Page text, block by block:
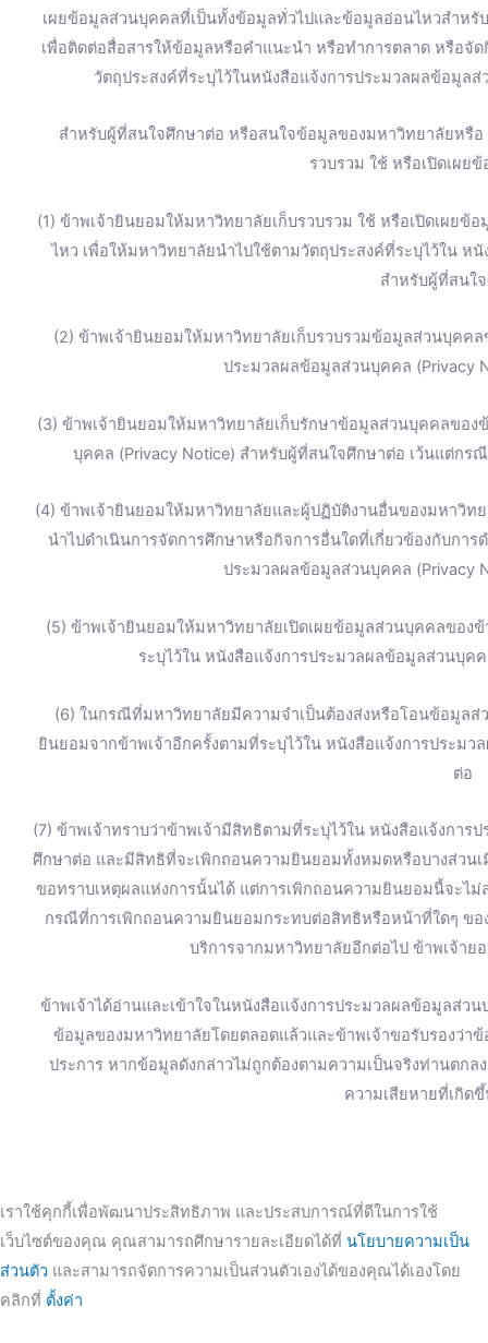
เผยข้อมูลส่วนบุคคลที่เป็นทั้งข้อมูลทั่วไปและข้อมูลอ่อนไหวสำห
เพื่อติดต่อสื่อสารให้ข้อมูลหรือคำแนะนำ หรือทำการตลาด หรือจั
วัตถุประสงค์ที่ระบุไว้ในหนังสือแจ้งการประมวลผลข้อมูล
สำหรับผู้ที่สนใจศึกษาต่อ หรือสนใจข้อมูลของมหาวิทยาลัยหรื
รวบรวม ใช้ หรือเปิดเผย
(1) ข้าพเจ้ายินยอมให้มหาวิทยาลัยเก็บรวบรวม ใช้ หรือเปิดเผย
ไหว เพื่อให้มหาวิทยาลัยนำไปใช้ตามวัตถุประสงค์ที่ระบุไว้ใน
สำหรับผู้ที่สนใ
(2) ข้าพเจ้ายินยอมให้มหาวิทยาลัยเก็บรวบรวมข้อมูลส่วนบุคค
ประมวลผลข้อมูลส่วนบุคคล (Privacy
(3) ข้าพเจ้ายินยอมให้มหาวิทยาลัยเก็บรักษาข้อมูลส่วนบุคคลของ
บุคคล (Privacy Notice) สำหรับผู้ที่สนใจศึกษาต่อ เว้นแต่ก
(4) ข้าพเจ้ายินยอมให้มหาวิทยาลัยและผู้ปฏิบัติงานอื่นของมหาวิท
นำไปดำเนินการจัดการศึกษาหรือกิจการอื่นใดที่เกี่ยวข้องกับกา
ประมวลผลข้อมูลส่วนบุคคล (Privacy
(5) ข้าพเจ้ายินยอมให้มหาวิทยาลัยเปิดเผยข้อมูลส่วนบุคคลของ
ระบุไว้ใน หนังสือแจ้งการประมวลผลข้อมูลส่วนบุค
(6) ในกรณีที่มหาวิทยาลัยมีความจำเป็นต้องส่งหรือโอนข้อมูล
ยินยอมจากข้าพเจ้าอีกครั้งตามที่ระบุไว้ใน หนังสือแจ้งการประม
ต่อ
(7) ข้าพเจ้าทราบว่าข้าพเจ้ามีสิทธิตามที่ระบุไว้ใน หนังสือแจ้งกา
ศึกษาต่อ และมีสิทธิที่จะเพิกถอนความยินยอมทั้งหมดหรือบางส่วน
ขอทราบเหตุผลแห่งการนั้นได้ แต่การเพิกถอนความยินยอมนี้จะไ
กรณีที่การเพิกถอนความยินยอมกระทบต่อสิทธิหรือหน้าที่ใดๆ ขอ
บริการจากมหาวิทยาลัยอีกต่อไป ข้าพเจ้า
ข้าพเจ้าได้อ่านและเข้าใจในหนังสือแจ้งการประมวลผลข้อมูลส่
ข้อมูลของมหาวิทยาลัยโดยตลอดแล้วและข้าพเจ้าขอรับรองว่า
ประการ หากข้อมูลดังกล่าวไม่ถูกต้องตามความเป็นจริงท่านตก
ความเสียหายที่เกิด
เราใช้คุกกี้เพื่อพัฒนาประสิทธิภาพ และประสบการณ์ที่ดีในการใช้
เว็บไซต์ของคุณ คุณสามารถศึกษารายละเอียดได้ที่ นโยบายความเป็น
ส่วนตัว และสามารถจัดการความเป็นส่วนตัวเองได้ของคุณได้เองโดย
คลิกที่ ตั้งค่า